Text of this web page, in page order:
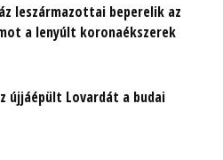
leszármazottai beperelik az
a lenyúlt koronaékszerek
újjáépült Lovardát a budai